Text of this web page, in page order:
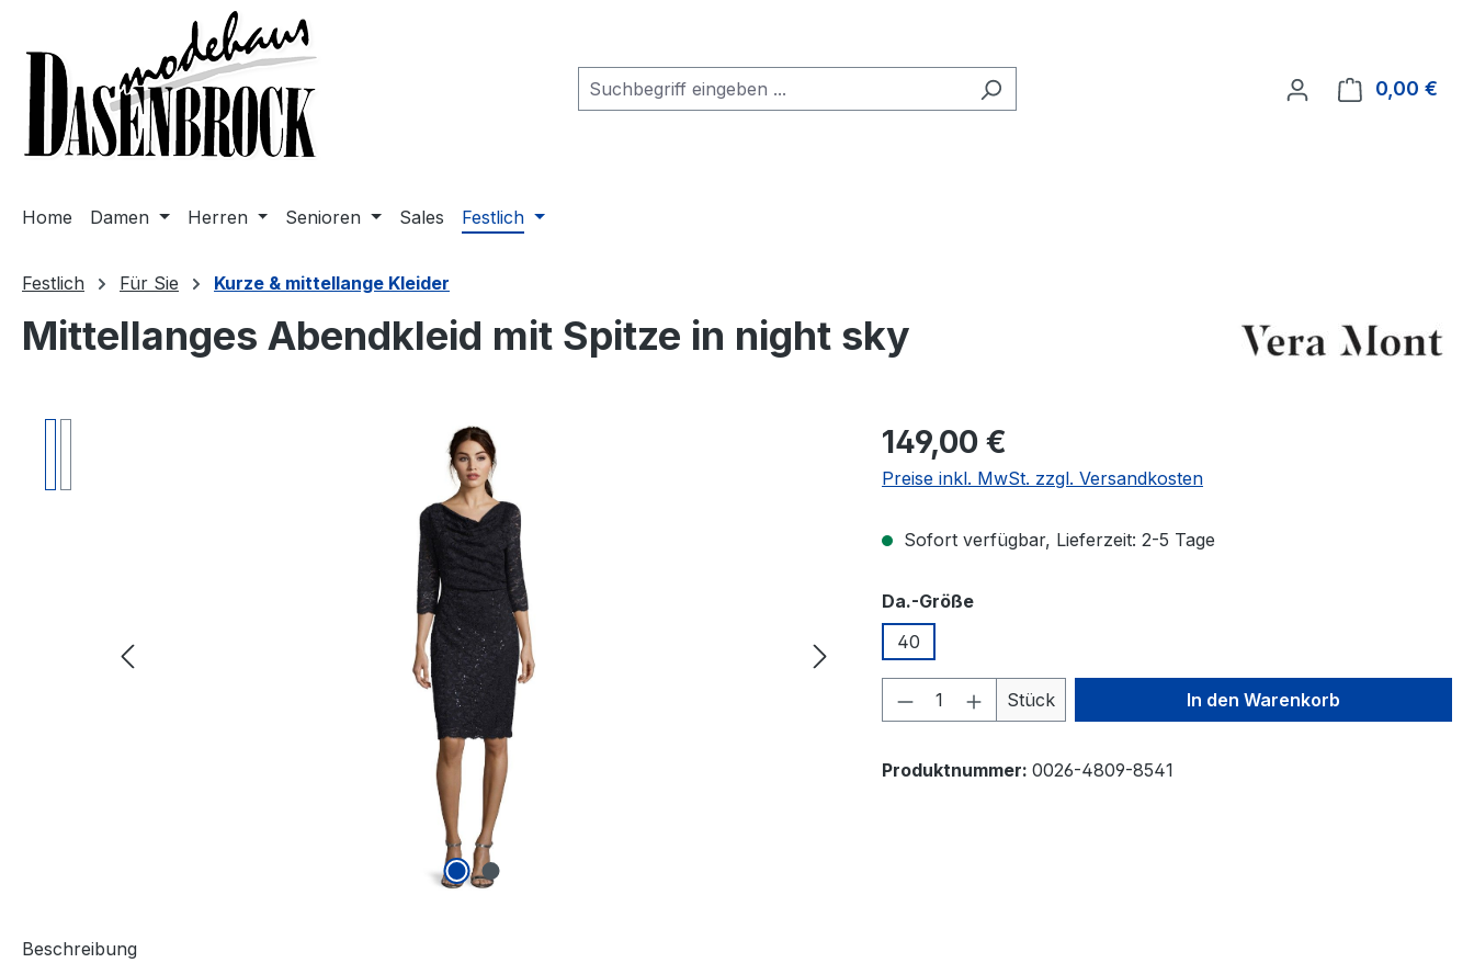
Hauptinhalt springen
Zur Hauptnavigation springen
0,00 €
Home Damen Herren Senioren Sales Festlich
Festlich Für Sie Kurze & mittellange Kleider
Mittellanges Abendkleid mit Spitze in night sky
Regulärer Preis:
149,00 €
Preise inkl. MwSt. zzgl. Versandkosten
Sofort verfügbar, Lieferzeit: 2-5 Tage
Da.-Größeauswählen
40
Produkt Anzahl: Gib den gewünschten Wert
Stück In den Warenkorb
Produktnummer: 0026-4809-8541
Beschreibung